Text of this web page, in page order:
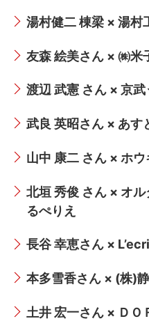
湯村健二 棟梁 × 湯村
友森 絵美さん × ㈱米
渡辺 武憲 さん × 京武
武良 英昭さん × あす
山中 康二 さん × ホウ
北垣 秀俊 さん × オ
るぺりえ
長谷 幸恵さん ×
本多雪香さん × (株)
土井 宏一さん × ＤＯ